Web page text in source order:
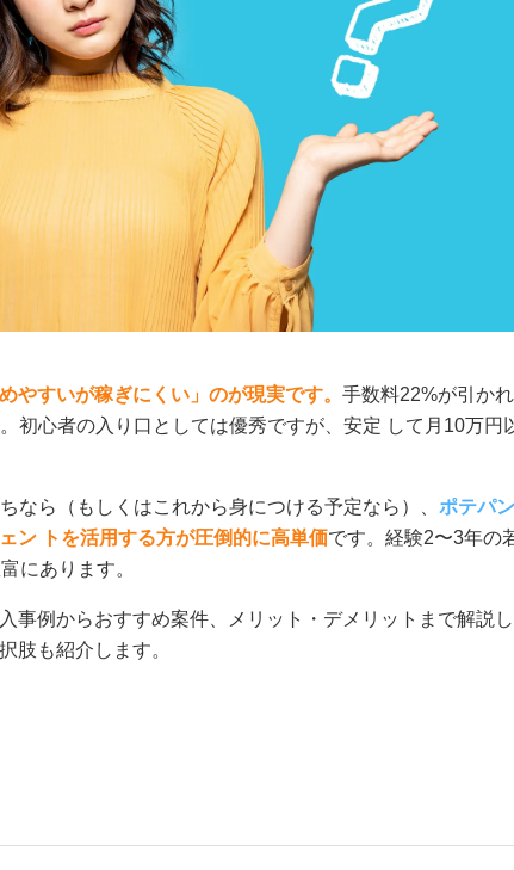
やすいが稼ぎにくい」のが現実です。 手数料22%が引かれ
初心者の入り口としては優秀ですが、安定 して月10万円
なら（もしくはこれから身につける予定なら）、 ポテパン
ン トを活用する方が圧倒的に高単価です。経験2〜3年の
にあります。
事例からおすすめ案件、メリット・デメリットまで解説し
肢も紹介します。